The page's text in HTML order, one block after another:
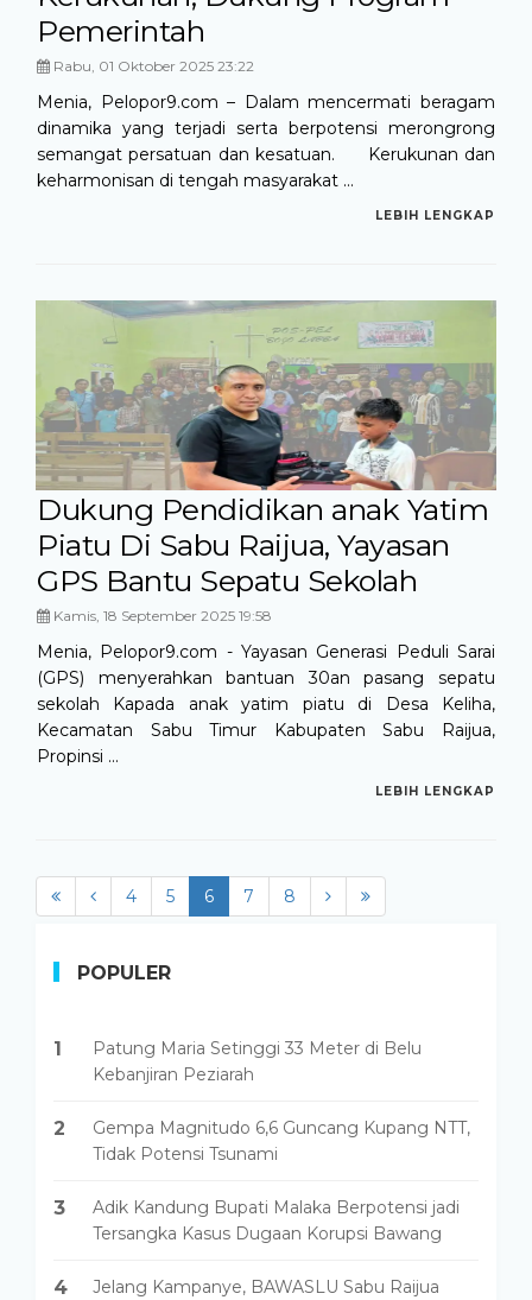
Pemerintah
Rabu, 01 Oktober 2025 23:22
Menia, Pelopor9.com – Dalam mencermati beragam
dinamika yang terjadi serta berpotensi merongrong
semangat persatuan dan kesatuan. Kerukunan dan
keharmonisan di tengah masyarakat ...
LEBIH LENGKAP
Dukung Pendidikan anak Yatim
Piatu Di Sabu Raijua, Yayasan
GPS Bantu Sepatu Sekolah
Kamis, 18 September 2025 19:58
Menia, Pelopor9.com - Yayasan Generasi Peduli Sarai
(GPS) menyerahkan bantuan 30an pasang sepatu
sekolah Kapada anak yatim piatu di Desa Keliha,
Kecamatan Sabu Timur Kabupaten Sabu Raijua,
Propinsi ...
LEBIH LENGKAP
4 5 6(current)
7 8
POPULER
1
Patung Maria Setinggi 33 Meter di Belu
Kebanjiran Peziarah
2
Gempa Magnitudo 6,6 Guncang Kupang NTT,
Tidak Potensi Tsunami
3
Adik Kandung Bupati Malaka Berpotensi jadi
Tersangka Kasus Dugaan Korupsi Bawang
4
Jelang Kampanye, BAWASLU Sabu Raijua